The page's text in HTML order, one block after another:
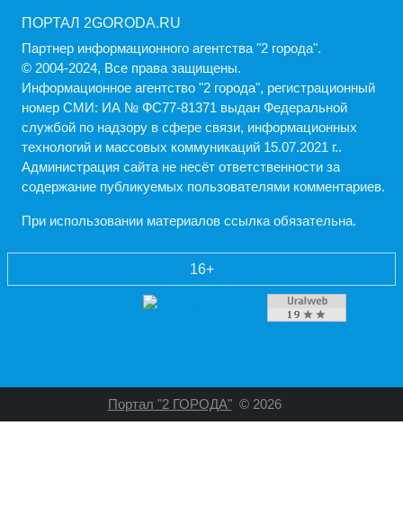
ПОРТАЛ 2GORODA.RU
Партнер информационного агентства "2 города".
© 2004-2024, Все права защищены.
Информационное агентство "2 города", регистрационный
номер СМИ: ИА № ФС77-81371 выдан Федеральной
службой по надзору в сфере связи, информационных
технологий и массовых коммуникаций 15.07.2021 г..
Администрация cайта не несёт ответственности за
содержание публикуемых пользователями комментариев.
При использовании материалов ссылка обязательна.
16+
Портал "2 ГОРОДА" © 2026